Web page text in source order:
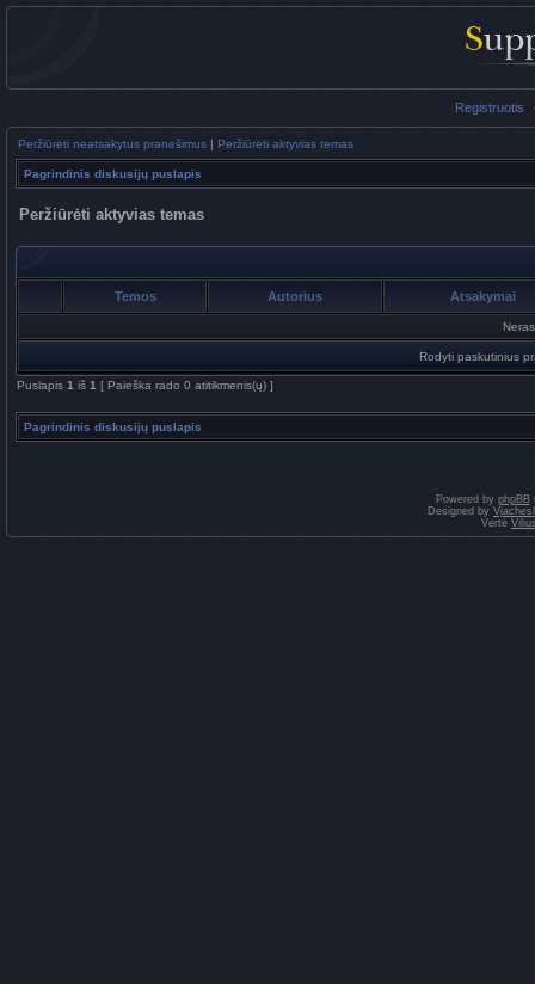
Registruotis
Peržiūrėti neatsakytus pranešimus | Peržiūrėti aktyvias temas
Pagrindinis diskusijų puslapis
Peržiūrėti aktyvias temas
Temos Autorius Atsakymai
Rodyti paskutinius
Puslapis 1 iš 1 [ Paieška rado 0 atitikmenis(ų) ]
Pagrindinis diskusijų puslapis
Powered by phpBB
Designed by
Vertė